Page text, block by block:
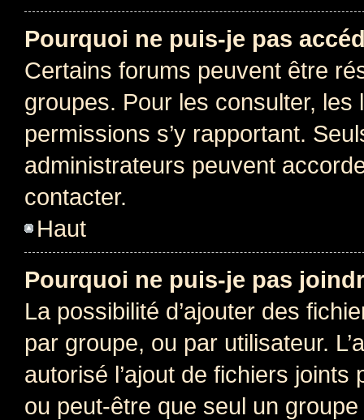
Pourquoi ne puis-je pas
Certains forums peuvent être
groupes. Pour les consulter,
permissions s’y rapportant.
administrateurs peuvent
contacter.
Haut
Pourquoi ne puis-je pas
La possibilité d’ajouter des
par groupe, ou par utilisateur.
autorisé l’ajout de fichiers
ou peut-être que seul un